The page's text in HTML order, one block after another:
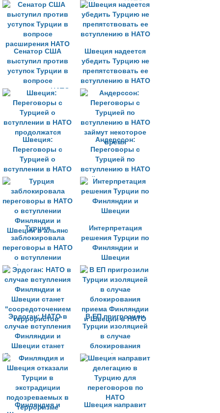
Швеции в НАТО
будут сняты
Сенатор США
выступил против
уступок Турции в
вопросе
расширения НАТО
Швеция надеется
убедить Турцию не
препятствовать ее
вступлению в НАТО
Швеция:
Переговоры с
Турцией о
вступлении в НАТО
продолжатся
Андерссон:
Переговоры с
Турцией по
вступлению в НАТО
займут некоторое
время
Турция
заблокировала
переговоры в НАТО
о вступлении
Финляндии и
Швеции в альянс
Интерпретация
решения Турции по
Финляндии и
Швеции
Эрдоган: НАТО в
случае вступления
Финляндии и
Швеции станет
"сосредоточением
террористов"
В ЕП пригрозили
Турции изоляцией
в случае
блокирования
приема Финляндии
и Швеции в НАТО
Финляндия и
Швеция направит